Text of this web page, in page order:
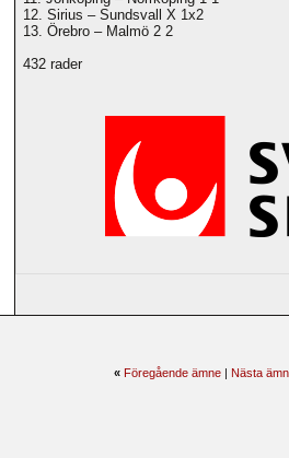
12. Sirius – Sundsvall X 1x2
13. Örebro – Malmö 2 2
432 rader
« Föregående ämne| Nästa